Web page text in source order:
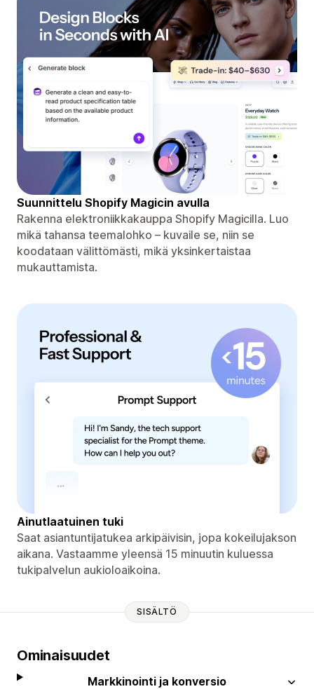
Suunnittelu Shopify Magicin avulla
Rakenna elektroniikkakauppa Shopify Magicilla. Luo
mikä tahansa teemalohko – kuvaile se, niin se
koodataan välittömästi, mikä yksinkertaistaa
mukauttamista.
Ainutlaatuinen tuki
Saat asiantuntijatukea arkipäivisin, jopa kokeilujakson
aikana. Vastaamme yleensä 15 minuutin kuluessa
tukipalvelun aukioloaikoina.
SISÄLTÖ
Ominaisuudet
Markkinointi ja konversio